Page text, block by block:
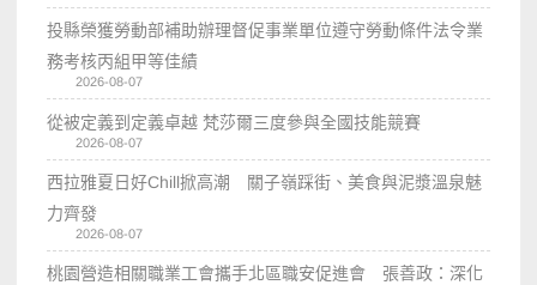
投縣榮獲勞動部補助辦理督促事業單位遵守勞動條件法令業
務考核丙組甲等佳績
2026-08-07
從被定義到定義卓越 梵莎爾三度參與全國技能競賽
2026-08-07
西拉雅夏日好Chill掀高潮 關子嶺踩街、美食與泥漿溫泉魅
力齊發
2026-08-07
桃園營造相關職業工會攜手北區職安促進會 張善政：深化